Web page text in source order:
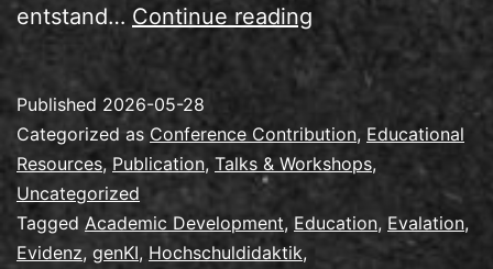
entstand… Continue reading
durch
Lehrportfolios
mit/trotz
genKI
Published 2026-05-28
Categorized as Conference Contribution, Educational
Resources, Publication, Talks & Workshops,
Uncategorized
Tagged Academic Development, Education, Evalation,
Evidenz, genKI, Hochschuldidaktik,